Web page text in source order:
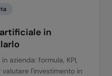
in
azienda: formula, KPI,
l'investimento in